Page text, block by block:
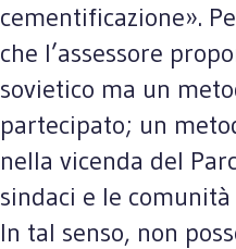
cementificazione».
che l’assessore
sovietico ma un
partecipato; un
nella vicenda del
sindaci e le
In tal senso, non